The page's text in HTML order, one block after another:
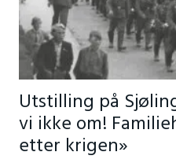
Utstilling på
vi ikke om!
etter krigen»